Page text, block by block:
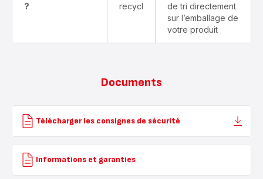
?
recyclable
de tri directement
sur l’emballage de
votre produit
Documents
Télécharger les consignes de sécurité
Informations et garanties